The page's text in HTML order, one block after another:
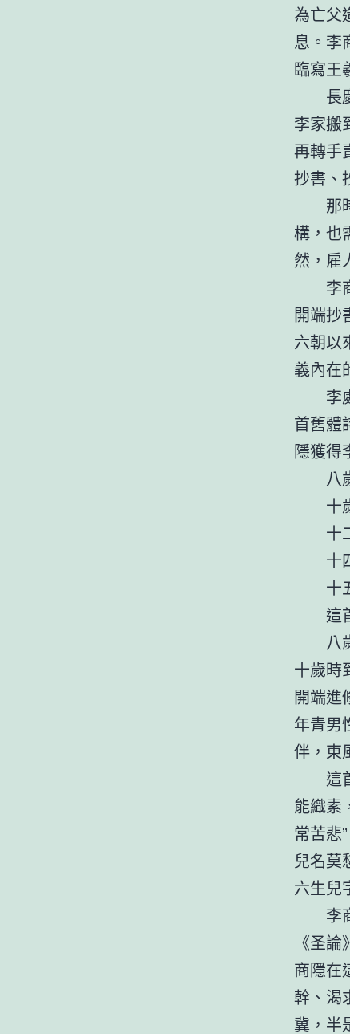
為亡父
息。李
臨寫王
長
李家搬
再轉手
抄書、
那
構，也
然，雇
李
開端抄
六朝以
義內在
李
首舊體
隱獲得
八
十
十
十
十
這
八
十歲時
開端進
年青男
伴，東
這
能織素
常苦悲
兒名莫
六生兒
李
《圣
商隱在
幹、渴
冀，半